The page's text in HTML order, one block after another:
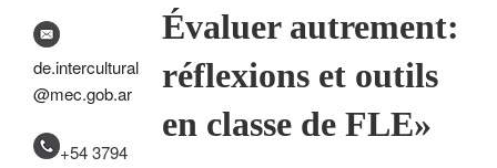
Évaluer autrement:
réflexions et outils
en classe de FLE»
de.intercultural
@mec.gob.ar
+54 3794